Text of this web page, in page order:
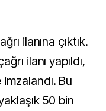
ilanına çıktık.
ilanı yapıldı,
Bu
50 bin